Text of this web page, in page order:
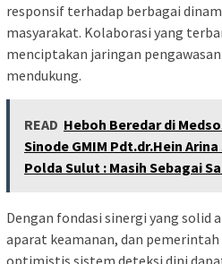
responsif terhadap berbagai
masyarakat. Kolaborasi yang
menciptakan jaringan
mendukung.
READ Heboh Beredar di
Sinode GMIM Pdt.dr.Hein
Polda Sulut : Masih Sebagai
Dengan fondasi sinergi yang solid
aparat keamanan, dan pemerintah
optimistis sistem deteksi dini